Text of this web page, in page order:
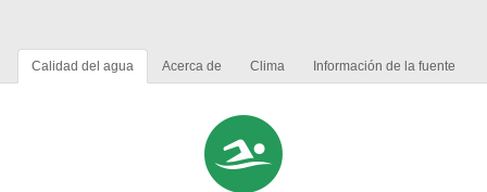
Calidad del agua Acerca de Clima Información de la fuente